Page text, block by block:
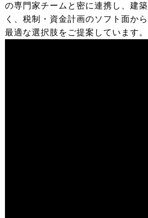
の専門家チームと密に連携し、建
く、税制・資金計画のソフト面か
最適な選択肢をご提案しています。